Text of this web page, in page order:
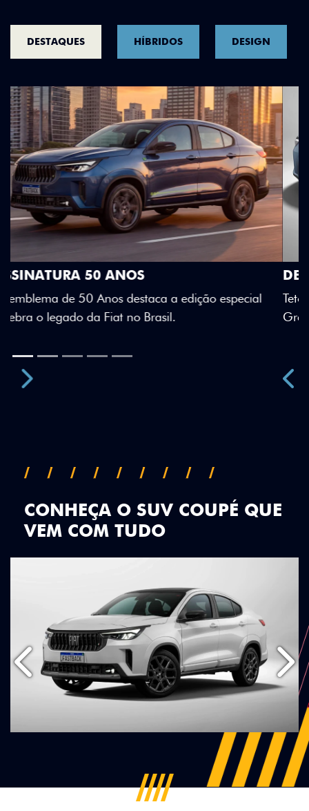
DESTAQUES HÍBRIDOS DESIGN
DESIGN QUE SE DESTACA
Teto bicolor, adesivos estilizados e detalhes em Citrus
Green criam uma identidade visual única.
Previous
CONHEÇA O SUV COUPÉ QUE
VEM COM TUDO
Anterior